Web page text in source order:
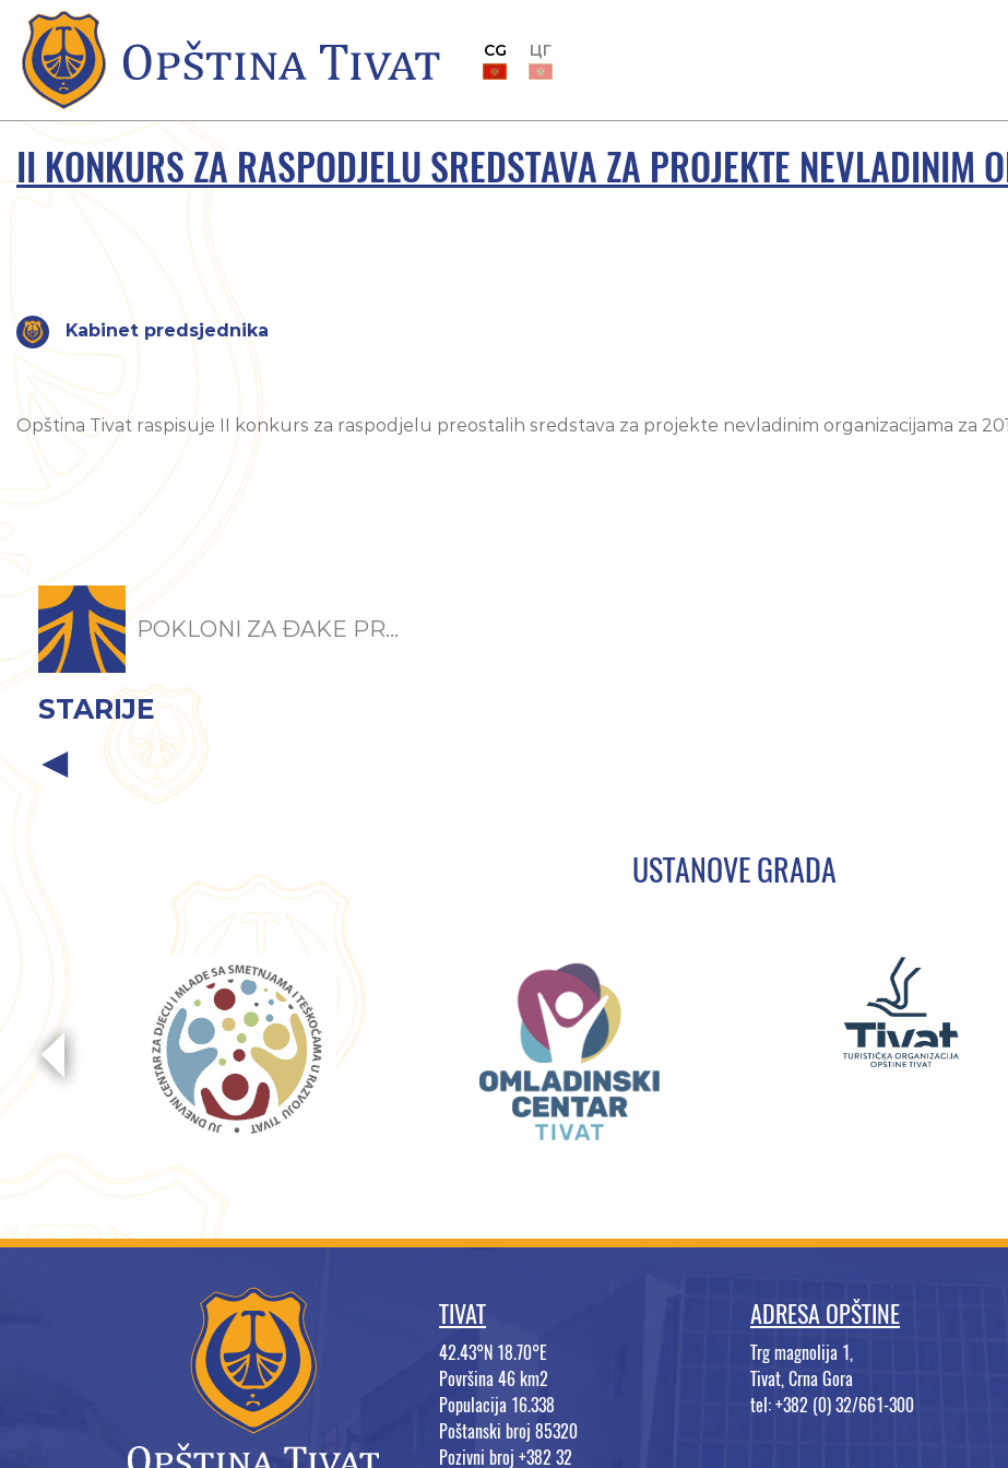
CG ЦГ
II KONKURS ZA RASPODJELU SREDSTAVA ZA PROJEKTE NEVLADINIM
Kabinet predsjednika
Opština Tivat raspisuje II konkurs za raspodjelu preostalih sredstava za projekte nevladinim organizacijama za
POKLONI ZA ĐAKE PR...
STARIJE
USTANOVE GRADA
TIVAT
42.43°N 18.70°E
Površina 46 km2
Populacija 16.338
Poštanski broj 85320
Pozivni broj +382 32
ADRESA OPŠTINE
Trg magnolija 1,
Tivat, Crna Gora
tel: +382 (0) 32/661-300